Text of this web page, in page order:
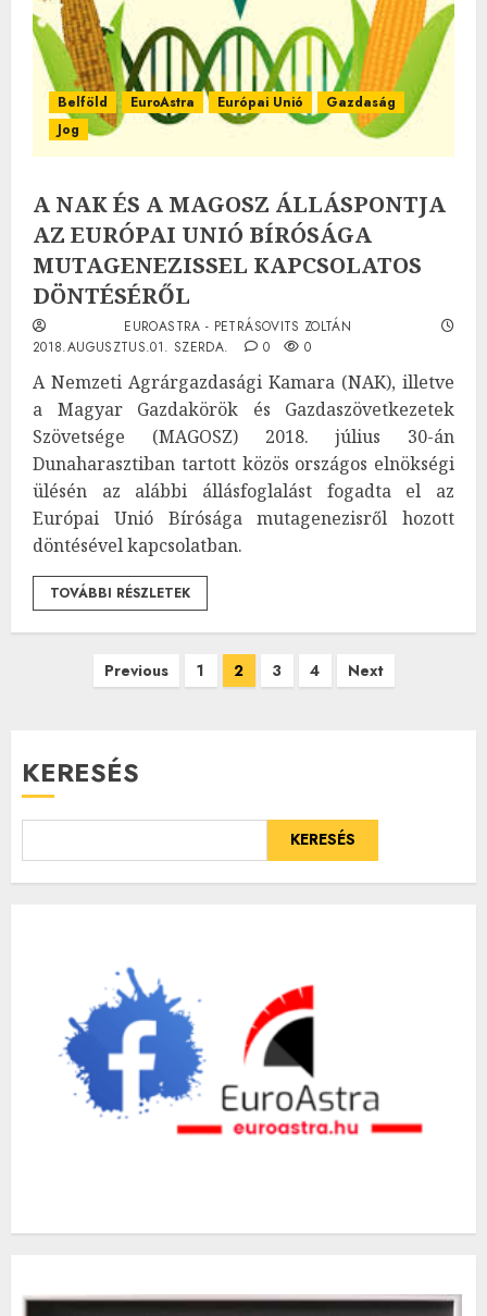
Belföld EuroAstra Európai Unió
Gazdaság
Jog
A NAK ÉS A MAGOSZ ÁLLÁSPONTJA
AZ EURÓPAI UNIÓ BÍRÓSÁGA
MUTAGENEZISSEL KAPCSOLATOS
DÖNTÉSÉRŐL
EUROASTRA - PETRÁSOVITS ZOLTÁN
2018.AUGUSZTUS.01. SZERDA.
0 0
A Nemzeti Agrárgazdasági Kamara (NAK), illetve
a Magyar Gazdakörök és Gazdaszövetkezetek
Szövetsége (MAGOSZ) 2018. július 30-án
Dunaharasztiban tartott közös országos elnökségi
ülésén az alábbi állásfoglalást fogadta el az
Európai Unió Bírósága mutagenezisről hozott
döntésével kapcsolatban.
TOVÁBBI RÉSZLETEK
Bejegyzések
Previous 1 2 3 4 Next
KERESÉS
KERESÉS